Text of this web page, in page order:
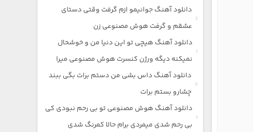
دانلود آهنگ جوانیمو ازم گرفت وقتی دستای
عشقم و گرفت هوش مصنوعی زن
دانلود آهنگ هیچی تو این دنیا من و خوشحال
نمیکنه دیگه ورژن کنسرت هوش مصنوعی میرا
دانلود آهنگ داس بشی من دستم برات بگی ببند
چشارو بستم برات
دانلود آهنگ هوش مصنوعی تو بی رحم نبودی کی
بی رحم شدی میمردی برام حالا کمرنگ شدی